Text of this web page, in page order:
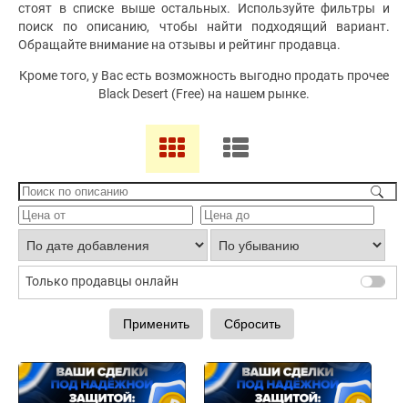
стоят в списке выше остальных. Используйте фильтры и
поиск по описанию, чтобы найти подходящий вариант.
Обращайте внимание на отзывы и рейтинг продавца.
Кроме того, у Вас есть возможность выгодно продать прочее
Black Desert (Free) на нашем рынке.
Только продавцы онлайн